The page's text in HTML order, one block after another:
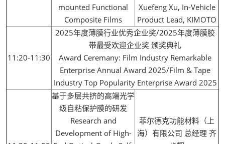
mounted Functional
Composite Films
Xuefeng Xu, In-Vehicle
Product Lead, KIMOTO
11:20-11:30
2025年度薄膜行业优秀企业奖/2025年度薄膜胶
带最受欢迎企业奖 颁奖典礼
Award Ceremany: Film Industry Remarkable
Enterprise Annual Award 2025/Film & Tape
Industry Top Popularity Enterprise Award 2025
基于多层共挤的高端光学
级自粘保护膜的研发
Research and
Development of High-
菲尔德克功能材料（上
海）有限公司 总经理 齐